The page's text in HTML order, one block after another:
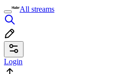
All streams
Login